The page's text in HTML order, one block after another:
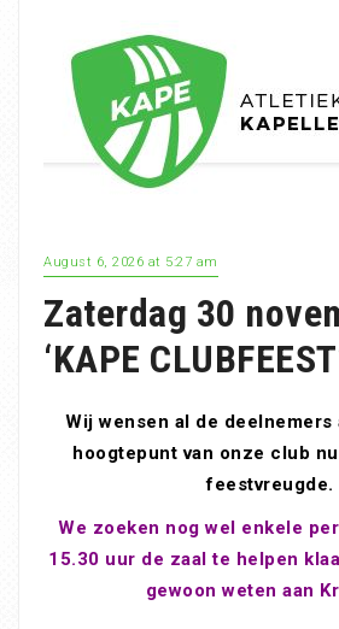
August 6, 2026 at 5:27 am
Zaterdag 30
‘KAPE
Wij wensen al de
hoogtepunt van onze club
feestvreugde.
We zoeken nog wel enkele
15.30 uur de zaal te helpen
gewoon weten aan